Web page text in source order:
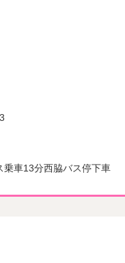
乗車13分西脇バス停下車